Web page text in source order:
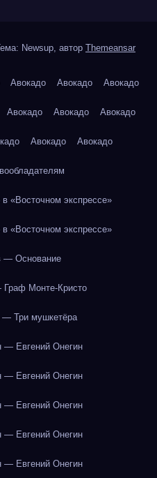
Newsup, автор Themeansar
Авокадо Авокадо Авокадо
Авокадо Авокадо Авокадо
Авокадо Авокадо
«Восточном экспрессе»
«Восточном экспрессе»
— Основание
Монте-Кристо
Три мушкетёра
— Евгений Онегин
— Евгений Онегин
— Евгений Онегин
— Евгений Онегин
— Евгений Онегин